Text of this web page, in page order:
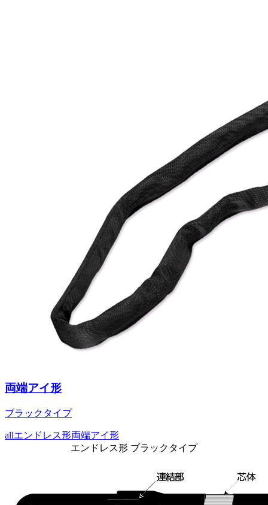
両端アイ形
ブラックタイプ
allエンドレス形両端アイ形
エンドレス形 ブラックタイプ